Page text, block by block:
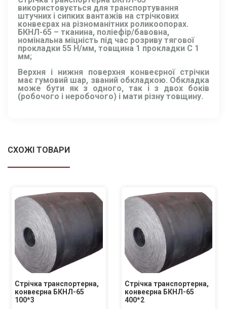
використовується для транспортування
штучних і сипких вантажів на стрічкових
конвеєрах на різноманітних роликоопорах.
БКНЛ-65 – тканина, поліефір/бавовна,
номінальна міцність під час розриву тягової
прокладки 55 Н/мм, товщина 1 прокладки C 1
мм;
Верхня і нижня поверхня конвеєрної стрічки
має гумовий шар, званий обкладкою. Обкладка
може бути як з одного, так і з двох боків
(робочого і неробочого) і мати різну товщину.
СХОЖІ ТОВАРИ
Стрічка транспортерна,
конвеєрна БКНЛ-65
100*3
Стрічка транспортерна,
конвеєрна БКНЛ-65
400*2